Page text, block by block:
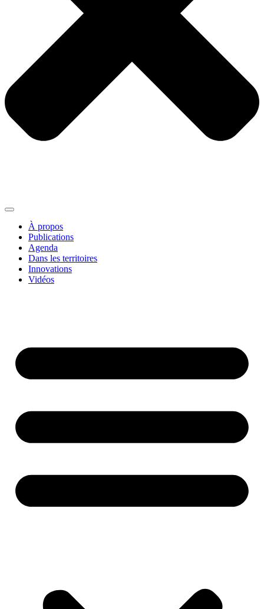
À propos
Publications
Agenda
Dans les territoires
Innovations
Vidéos